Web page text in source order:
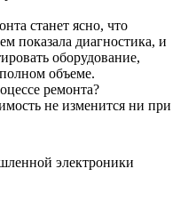
станет ясно, что
показала диагностика, и
оборудование,
объеме.
ремонта?
не изменится ни при
электроники